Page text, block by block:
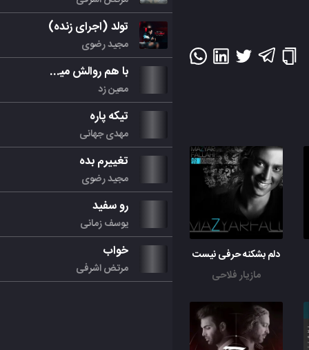
دلم بشکنه حرفی نیست
مازیار فلاحی
تولد (اجرای زنده)
مجید رضوی
با هم روالش میکنیم
معین زد
تیکه پاره
مهدی جهانی
تغییرم بده
مجید رضوی
رو سفید
یوسف زمانی
خواب
مرتض اشرفی